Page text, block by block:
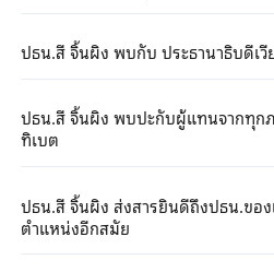
ปธน.สี จิ้นผิง พบปะกับผู้แทนจากทุก
ทิเบต
ปธน.สี จิ้นผิง ส่งสารยินดีถึงปธน.ขอ
ตำแหน่งอีกสมัย